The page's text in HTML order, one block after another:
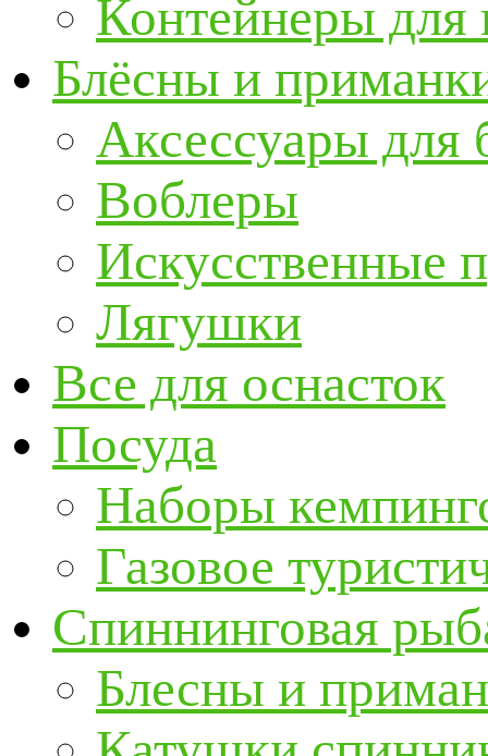
Контейнеры для
Блёсны и
Аксессуары для
Воблеры
Искусственные
Лягушки
Все для оснасток
Посуда
Наборы
Газовое
Спиннинговая
Блесны и